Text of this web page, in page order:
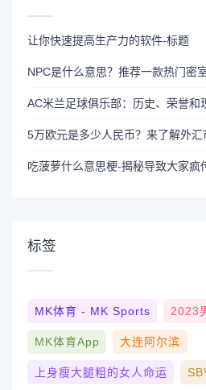
让你快速提高生产力的软件-标题
NPC是什么意思？推荐一款热门密
AC米兰足球俱乐部：历史、荣誉和
5万欧元是多少人民币？来了解外
吃菠萝什么意思梗-揭秘导致大家疯
标签
MK体育 - MK Sports 2023
MK体育App 大连阿尔滨
上身瘦大腿粗的女人命运